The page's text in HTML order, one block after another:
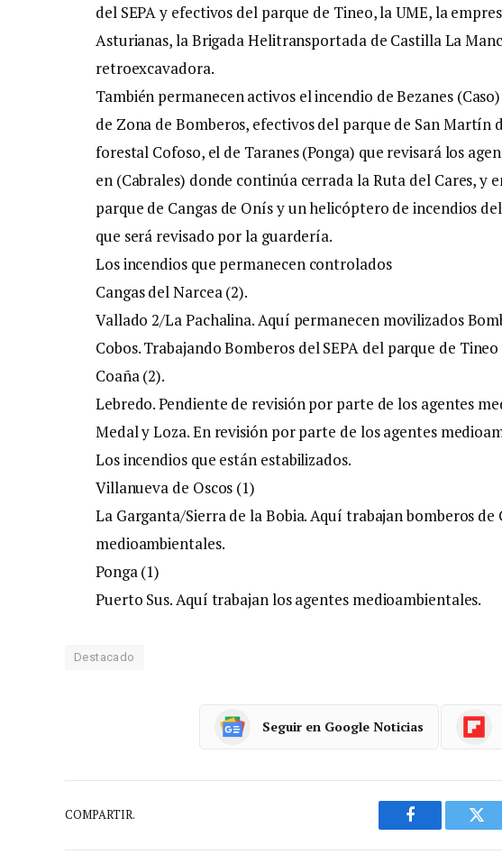
del SEPA y efectivos del parque de Tineo, la UME, la
Asturianas, la Brigada Helitransportada de Castilla La
retroexcavadora.
También permanecen activos el incendio de Bezanes
de Zona de Bomberos, efectivos del parque de San Martín
forestal Cofoso, el de Taranes (Ponga) que revisará los
en (Cabrales) donde continúa cerrada la Ruta del Cares, y
parque de Cangas de Onís y un helicóptero de incendios
que será revisado por la guardería.
Los incendios que permanecen controlados
Cangas del Narcea (2).
Vallado 2/La Pachalina. Aquí permanecen movilizados
Cobos. Trabajando Bomberos del SEPA del parque de
Coaña (2).
Lebredo. Pendiente de revisión por parte de los agentes
Medal y Loza. En revisión por parte de los agentes
Los incendios que están estabilizados.
Villanueva de Oscos (1)
La Garganta/Sierra de la Bobia. Aquí trabajan bomberos de
medioambientales.
Ponga (1)
Puerto Sus. Aquí trabajan los agentes medioambientales.
Destacado
Seguir en Google Noticias
COMPARTIR.
Facebook